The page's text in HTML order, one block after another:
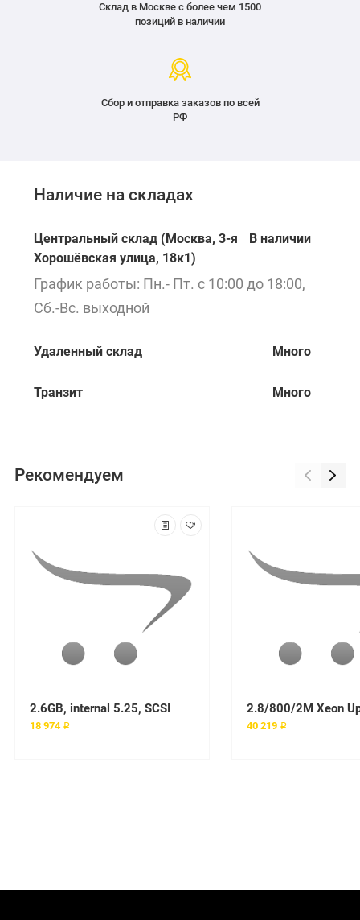
Склад в Москве с более чем 1500
позиций в наличии
Сбор и отправка заказов по всей
РФ
Наличие на складах
Центральный склад (Москва, 3-я
Хорошёвская улица, 18к1)
В наличии
График работы: Пн.- Пт. с 10:00 до 18:00,
Сб.-Вс. выходной
Удаленный склад Много
Транзит Много
Рекомендуем
2.6GB, internal 5.25, SCSI
18 974 ₽
2.8/800/2M Xeon
40 219 ₽